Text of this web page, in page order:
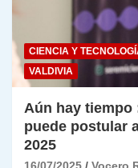
CIENCIA Y
VALDIVIA
Aún hay tiempo
puede postular
2025
16/07/2025 Vocero